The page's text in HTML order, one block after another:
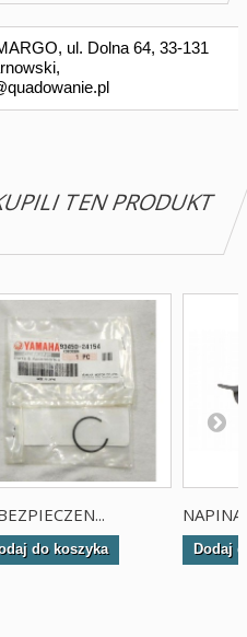
ul. Dolna 64, 33-131
TEN PRODUKT
do koszyka Dodaj